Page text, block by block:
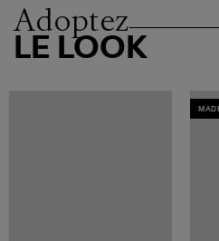
Adoptez
LE LOOK